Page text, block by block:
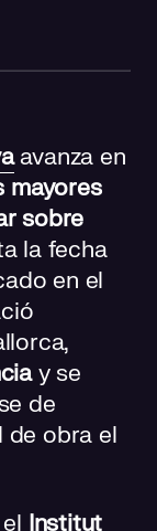
avanza en
mayores
sobre
la fecha
en el
y se
de
de obra el
Institut